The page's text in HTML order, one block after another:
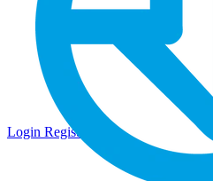
Login Registrati